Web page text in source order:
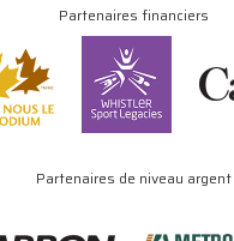
Partenaires financiers
Partenaires de niveau argent